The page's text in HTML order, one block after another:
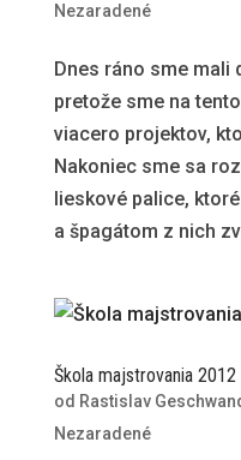
Nezaradené
Dnes ráno sme mali
pretože sme na
viacero projektov,
Nakoniec sme sa
lieskové palice,
a špagátom z nich
Škola majstrovania
od Rastislav
Nezaradené